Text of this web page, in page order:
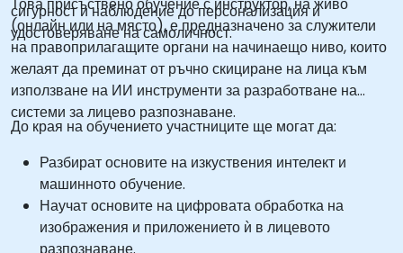
сигурност и наблюдение до персонализация и
удостоверяване на самоличност.
(онлайн или на място), е предназначено за служители
на правоприлагащите органи на начинаещо ниво, които
желаят да преминат от ръчно скициране на лица към
използване на ИИ инструменти за разработване на
системи за лицево разпознаване.
До края на обучението участниците ще могат да:
Разбират основите на изкуствения интелект и
машинното обучение.
Научат основите на цифровата обработка на
изображения и приложението ѝ в лицевото